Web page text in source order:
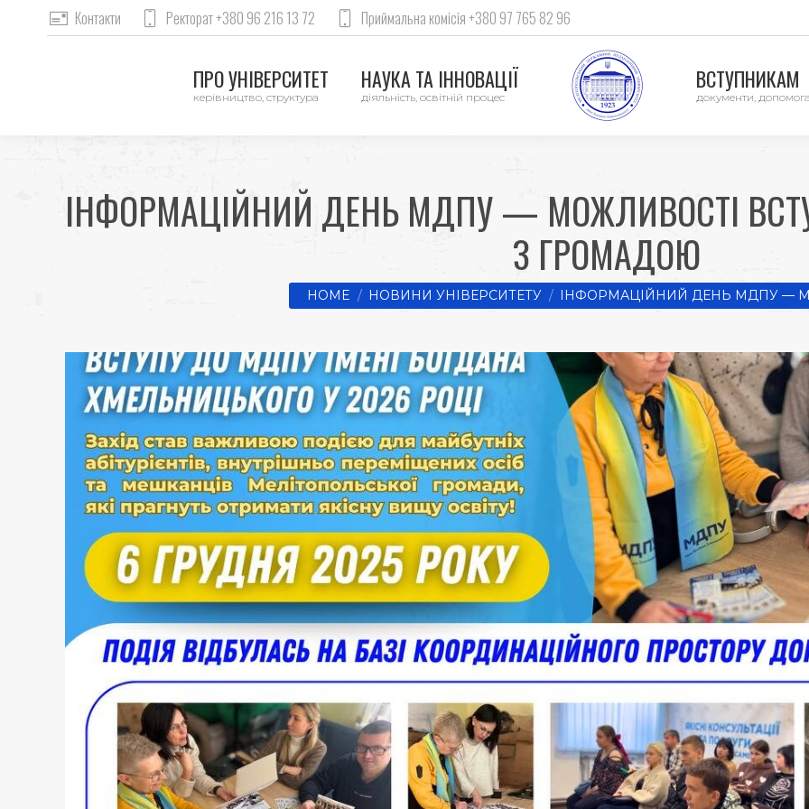
Контакти Ректорат +380 96 216 13 72 Приймальна комісія +380 97 765 82 96
ПРО УНІВЕРСИТЕТ
керівництво, структура
НАУКА ТА ІННОВАЦІЇ
діяльність, освітній процес
ВСТУПНИКАМ
документи,
ІНФОРМАЦІЙНИЙ ДЕНЬ МДПУ — МОЖЛИВОСТІ
З ГРОМАДОЮ
You are here:
HOME НОВИНИ УНІВЕРСИТЕТУ ІНФОРМАЦІЙНИЙ ДЕНЬ МДПУ —